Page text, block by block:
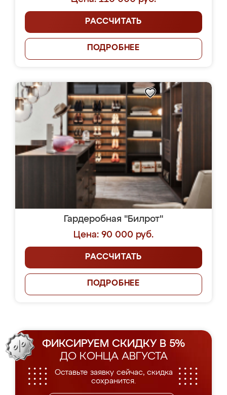
РАССЧИТАТЬ
ПОДРОБНЕЕ
Гардеробная "Билрот"
Цена: 90 000 руб.
РАССЧИТАТЬ
ПОДРОБНЕЕ
ФИКСИРУЕМ СКИДКУ В 5%
ДО КОНЦА АВГУСТА
Оставьте заявку сейчас, скидка
сохранится.